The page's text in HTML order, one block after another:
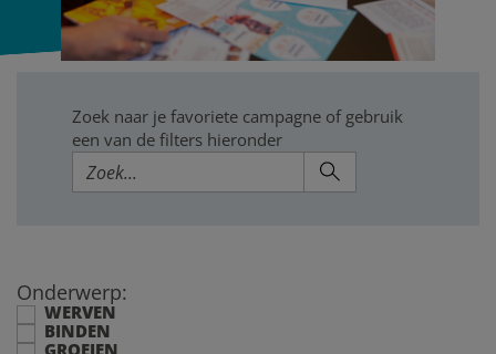
Zoek naar je favoriete campagne of gebruik
een van de filters hieronder
Onderwerp:
WERVEN
BINDEN